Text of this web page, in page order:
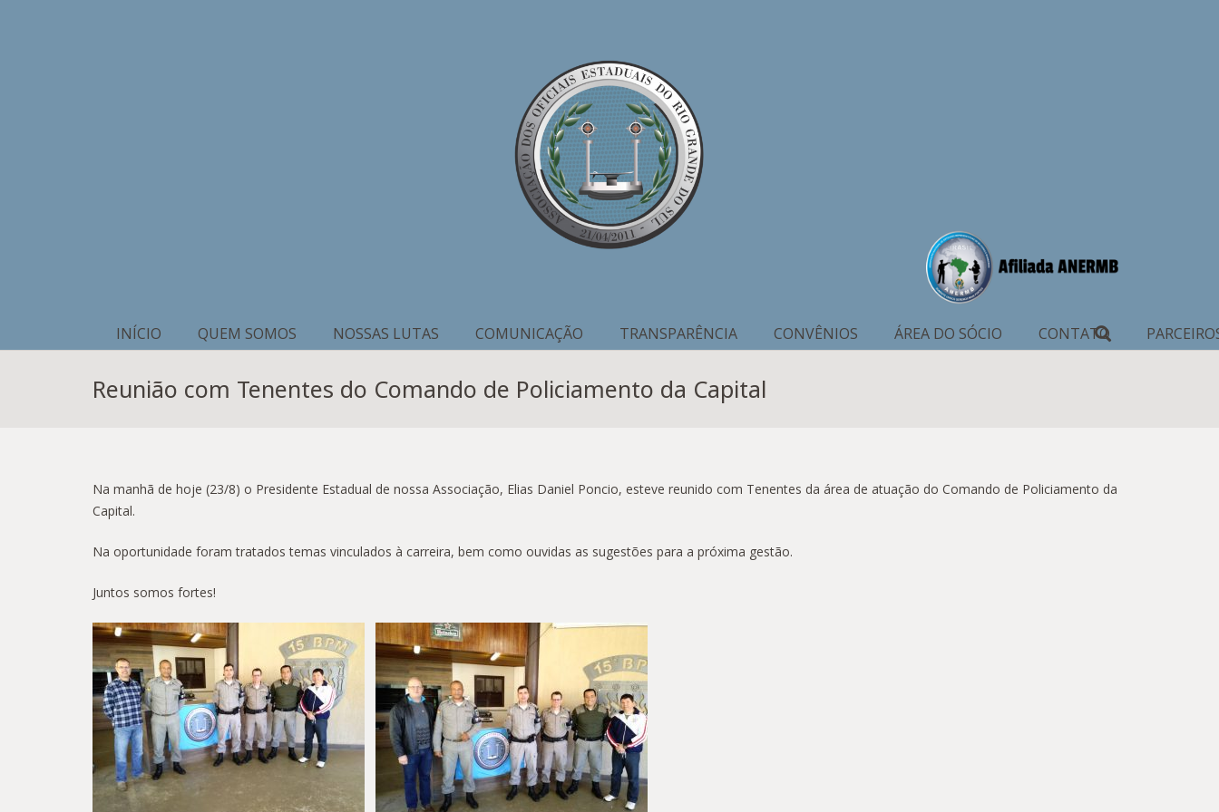
INÍCIO QUEM SOMOS NOSSAS LUTAS COMUNICAÇÃO TRANSPARÊNCIA CONVÊNIOS ÁREA DO SÓCIO CONTATO
Reunião com Tenentes do Comando de Policiamento da Capital
Na manhã de hoje (23/8) o Presidente Estadual de nossa Associação, Elias Daniel Poncio, esteve reunido com Tenentes da área de atuação do Comando de Policiamento da
Capital.
Na oportunidade foram tratados temas vinculados à carreira, bem como ouvidas as sugestões para a próxima gestão.
Juntos somos fortes!